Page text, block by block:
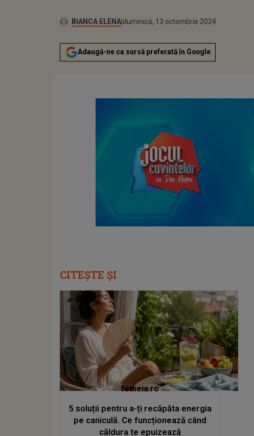
Autor:BIANCA ELENAPublicat:
vineri, 13 octombrie 2023
Actualizat:
duminică, 13 octombrie 2024
Adaugă-ne ca sursă preferată în Google
CITEȘTE ȘI
femeia.ro
5 soluții pentru a-ți recăpăta energia
pe caniculă. Ce funcționează când
căldura te epuizează